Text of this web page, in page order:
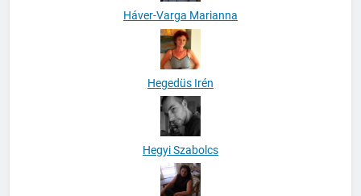
Háver-Varga Marianna
Hegedüs Irén
Hegyi Szabolcs